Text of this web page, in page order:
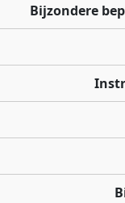
Bijzondere